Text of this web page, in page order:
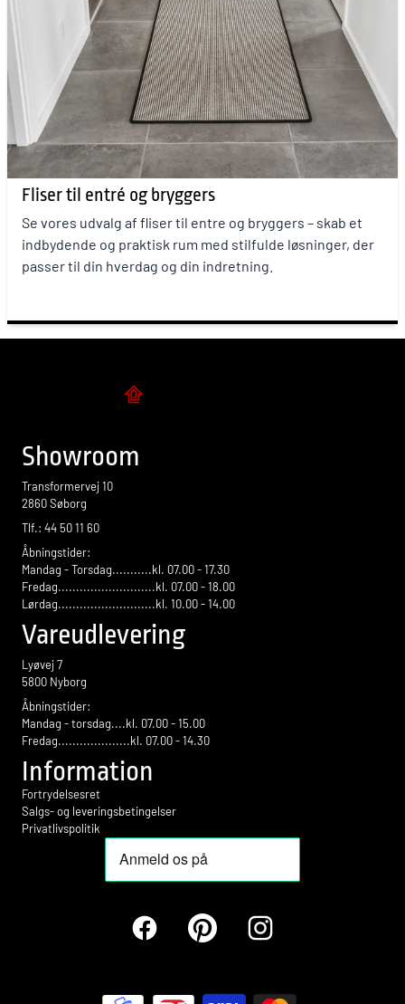
Fliser til entré og bryggers
Se vores udvalg af fliser til entre og bryggers – skab et
indbydende og praktisk rum med stilfulde løsninger, der
passer til din hverdag og din indretning.
Showroom
Transformervej 10
2860 Søborg
Tlf.: 44 50 11 60
Åbningstider:
Mandag - Torsdag...........kl. 07.00 - 17.30
Fredag...........................kl. 07.00 - 18.00
Lørdag...........................kl. 10.00 - 14.00
Vareudlevering
Lyøvej 7
5800 Nyborg
Åbningstider:
Mandag - torsdag....kl. 07.00 - 15.00
Fredag....................kl. 07.00 - 14.30
Information
Fortrydelsesret
Salgs- og leveringsbetingelser
Privatlivspolitik